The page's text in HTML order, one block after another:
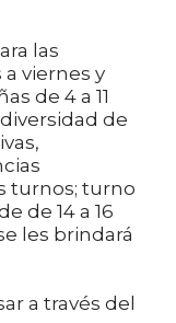
las
viernes y
de 4 a 11
de
turnos; turno
de 14 a 16
les brindará
a través del